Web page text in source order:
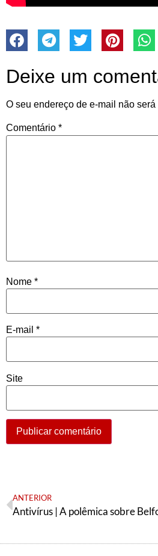
Deixe um
O seu endereço de e-mail não
Comentário *
Nome *
E-mail *
Site
ANTERIOR